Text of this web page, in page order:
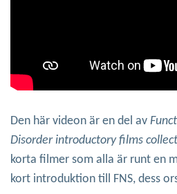
Den här videon är en del av
Disorder introductory films
korta filmer som alla är runt en
kort introduktion till FNS, dess